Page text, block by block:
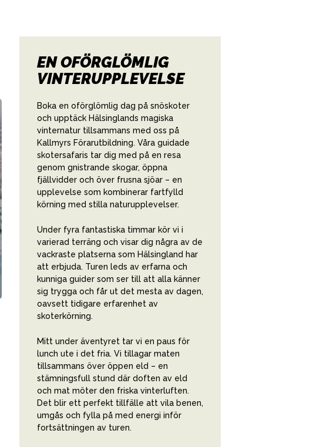
EN OFÖRGLÖMLIG
VINTERUPPLEVELSE
Boka en oförglömlig dag på snöskoter
och upptäck Hälsinglands magiska
vinternatur tillsammans med oss på
Kallmyrs Förarutbildning. Våra guidade
skotersafaris tar dig med på en resa
genom gnistrande skogar, öppna
fjällvidder och över frusna sjöar – en
upplevelse som kombinerar fartfylld
körning med stilla naturupplevelser.
Under fyra fantastiska timmar kör vi i
varierad terräng och visar dig några av de
vackraste platserna som Hälsingland har
att erbjuda. Turen leds av erfarna och
kunniga guider som ser till att alla känner
sig trygga och får ut det mesta av dagen,
oavsett tidigare erfarenhet av
skoterkörning.
Mitt under äventyret tar vi en paus för
lunch ute i det fria. Vi tillagar maten
tillsammans över öppen eld – en
stämningsfull stund där doften av eld
och mat möter den friska vinterluften.
Det blir ett perfekt tillfälle att vila benen,
umgås och fylla på med energi inför
fortsättningen av turen.